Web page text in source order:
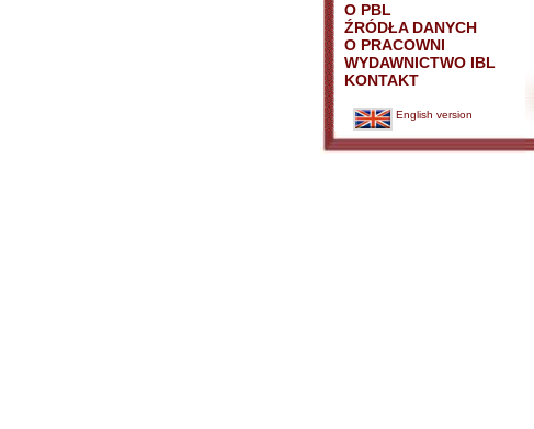
O PBL
ŹRÓDŁA DANYCH
O PRACOWNI
WYDAWNICTWO IBL
KONTAKT
English version